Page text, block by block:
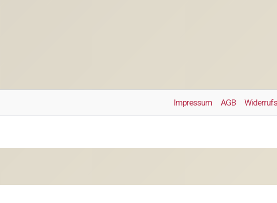
Impressum AGB